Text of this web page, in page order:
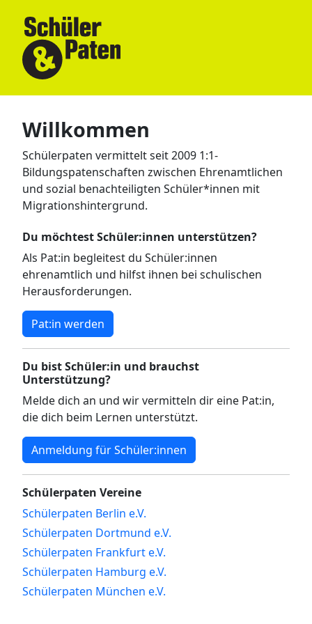
Willkommen
Schülerpaten vermittelt seit 2009 1:1-
Bildungspatenschaften zwischen Ehrenamtlichen
und sozial benachteiligten Schüler*innen mit
Migrationshintergrund.
Du möchtest Schüler:innen unterstützen?
Als Pat:in begleitest du Schüler:innen
ehrenamtlich und hilfst ihnen bei schulischen
Herausforderungen.
Pat:in werden
Du bist Schüler:in und brauchst
Unterstützung?
Melde dich an und wir vermitteln dir eine Pat:in,
die dich beim Lernen unterstützt.
Anmeldung für Schüler:innen
Schülerpaten Vereine
Schülerpaten Berlin e.V.
Schülerpaten Dortmund e.V.
Schülerpaten Frankfurt e.V.
Schülerpaten Hamburg e.V.
Schülerpaten München e.V.